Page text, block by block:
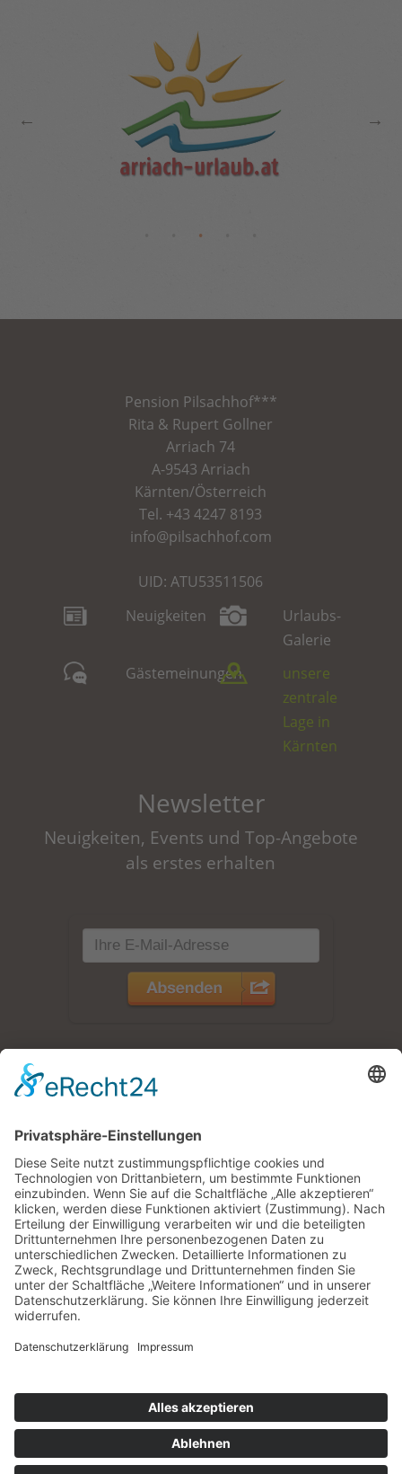
Pension Pilsachhof***
Rita & Rupert Gollner
Arriach 74
A-9543 Arriach
Kärnten/Österreich
Tel. +43 4247 8193
info@pilsachhof.com
UID: ATU53511506
Neuigkeiten
Urlaubs-
Galerie
Gästemeinungen
unsere
zentrale
Lage in
Kärnten
Newsletter
Neuigkeiten, Events und Top-Angebote
als erstes erhalten
Zimmer /
Ferienwohnungen
Jetzt buchen
Pension |
Zimmer mit Frühstück |
Ferienwohnungen |
Datenschutz |
powered by